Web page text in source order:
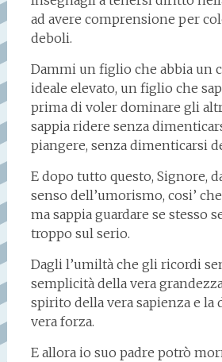
ad avere comprensione per
deboli.
Dammi un figlio che abbia un
ideale elevato, un figlio che
prima di voler dominare gli
sappia ridere senza
piangere, senza dimenticarsi
E dopo tutto questo, Signore,
senso dell’umorismo, cosi’
ma sappia guardare se stesso
troppo sul serio.
Dagli l’umiltà che gli ricordi
semplicità della vera
spirito della vera sapienza e la
vera forza.
E allora io suo padre potrò